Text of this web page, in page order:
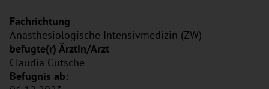
Anästhesiologische Intensivmedizin (ZW)
Claudia Gutsche